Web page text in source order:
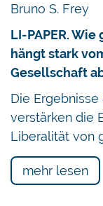
Bruno S. Frey
LI-PAPER.
hängt stark
Gesellschaft
Die
verstärken die
Liberalität von
mehr lesen